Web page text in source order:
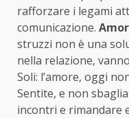
rafforzare i legami
comunicazione.
struzzi non è una
nella relazione,
Soli: l’amore, oggi
Sentite, e non
incontri e rimandare